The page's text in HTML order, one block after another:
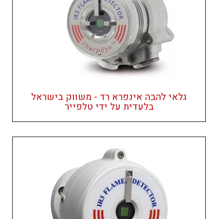
גלאי להבה אינפרא רד - משווק בישראל
בלעדית על ידי טלפייר